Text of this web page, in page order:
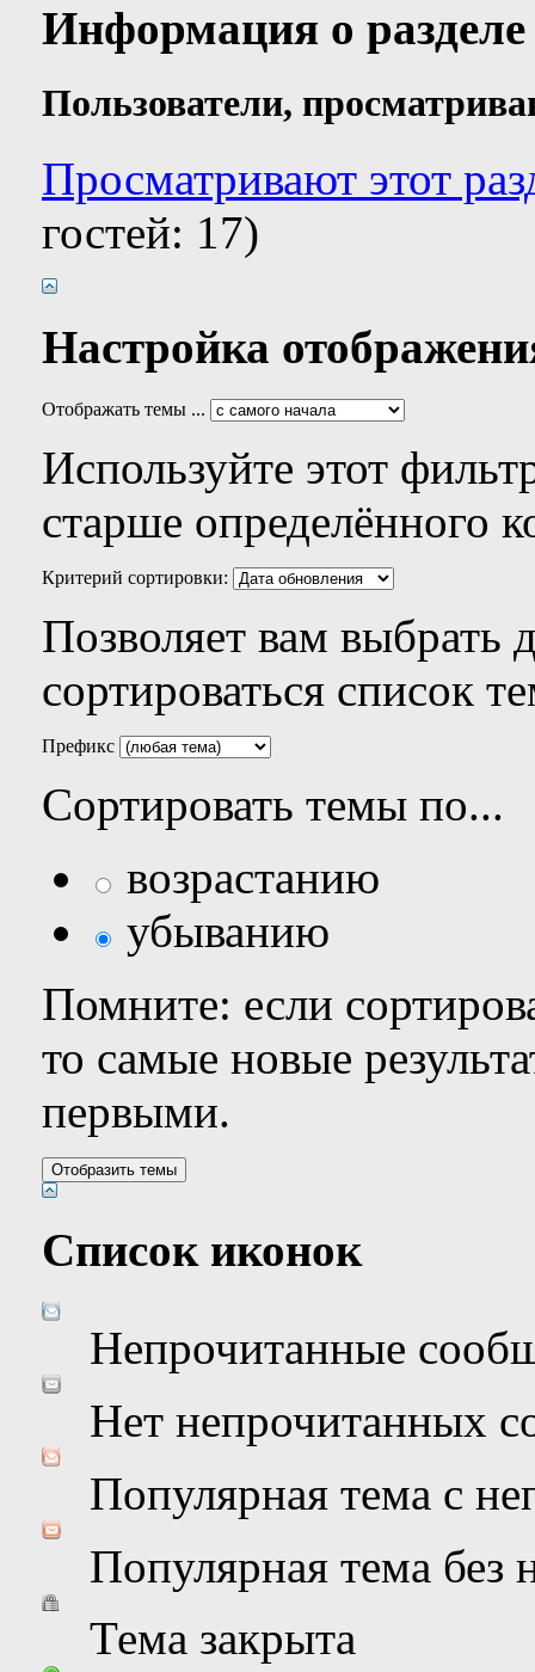
Информация о
Пользователи,
Просматривают этот
гостей: 17)
Настройка
Отображать темы ...
Используйте этот
старше определённого
Критерий сортировки:
Позволяет вам выбрать
сортироваться список
Префикс
Сортировать темы по...
возрастанию
убыванию
Помните: если
то самые новые
первыми.
Список иконок
Непрочитанные
Нет непрочитанных
Популярная тема с
Популярная тема
Тема закрыта